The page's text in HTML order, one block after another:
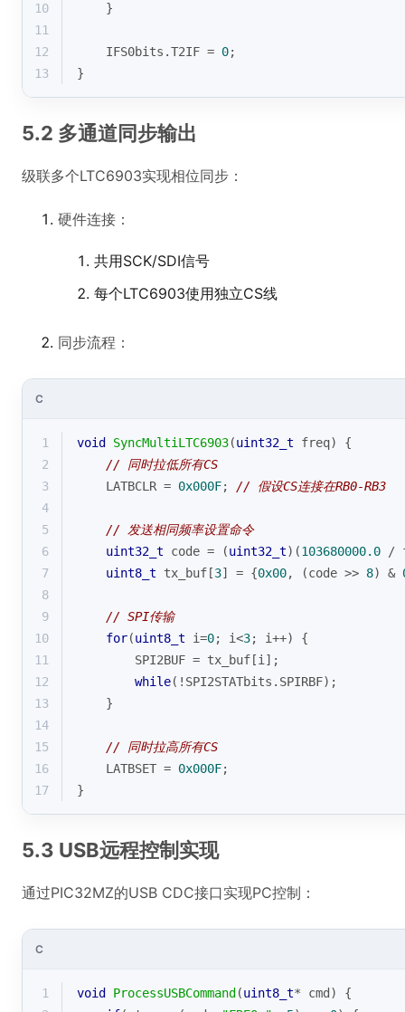
10
    }
11
12
    IFS0bits.T2IF =
0;
13
}
5.2 多通道同步输出
级联多个LTC6903实现相位同步：
硬件连接：
共用SCK/SDI信号
每个LTC6903使用独立CS线
同步流程：
C
1 void SyncMultiLTC6903(uint32_t freq)
{
2
// 同时拉低所有CS
3
    LATBCLR =
0x000F; // 假设CS连接在RB0-RB3
4
5
// 发送相同频率设置命令
6
uint32_t code = (uint32_t)(103680000.0 /
7
uint8_t tx_buf[3] = {0x00, (code >> 8) &
8
9
// SPI传输
10
for(uint8_t i=0; i<3; i++) {
11
        SPI2BUF = tx_buf[i];
12
while(!SPI2STATbits.SPIRBF);
13
    }
14
15
// 同时拉高所有CS
16
    LATBSET =
0x000F;
17
}
5.3 USB远程控制实现
通过PIC32MZ的USB CDC接口实现PC控制：
C
1 void ProcessUSBCommand (uint8_t* cmd)
{